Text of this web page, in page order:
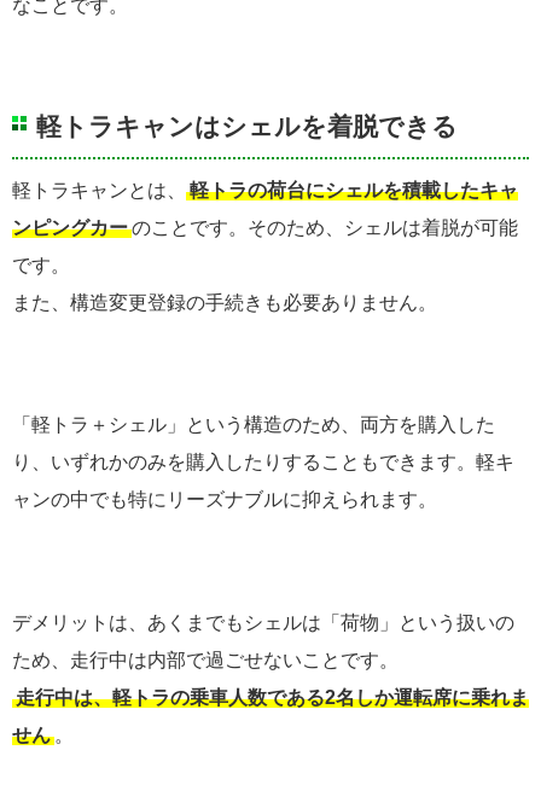
なことです。
軽トラキャンはシェルを着脱できる
軽トラキャンとは、
軽トラの荷台にシェルを積載したキャ
ンピングカーのことです。そのため、シェルは着脱が可能
です。
また、構造変更登録の手続きも必要ありません。
「軽トラ＋シェル」という構造のため、両方を購入した
り、いずれかのみを購入したりすることもできます。軽キ
ャンの中でも特にリーズナブルに抑えられます。
デメリットは、あくまでもシェルは「荷物」という扱いの
ため、走行中は内部で過ごせないことです。
走行中は、軽トラの乗車人数である2名しか運転席に乗れま
せん 。